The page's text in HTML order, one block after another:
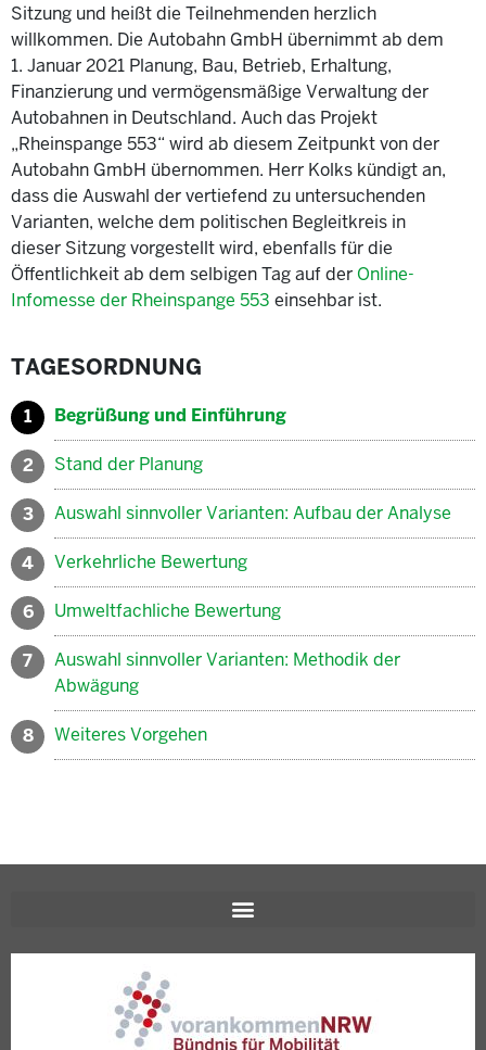
Sitzung und heißt die Teilnehmenden herzlich
willkommen. Die Autobahn GmbH übernimmt ab dem
1. Januar 2021 Planung, Bau, Betrieb, Erhaltung,
Finanzierung und vermögensmäßige Verwaltung der
Autobahnen in Deutschland. Auch das Projekt
„Rheinspange 553“ wird ab diesem Zeitpunkt von der
Autobahn GmbH übernommen. Herr Kolks kündigt an,
dass die Auswahl der vertiefend zu untersuchenden
Varianten, welche dem politischen Begleitkreis in
dieser Sitzung vorgestellt wird, ebenfalls für die
Öffentlichkeit ab dem selbigen Tag auf der Online-
Infomesse der Rheinspange 553 einsehbar ist.
TAGESORDNUNG
1 Begrüßung und Einführung
2 Stand der Planung
3 Auswahl sinnvoller Varianten: Aufbau der Analyse
4 Verkehrliche Bewertung
6 Umweltfachliche Bewertung
7
Auswahl sinnvoller Varianten: Methodik der
Abwägung
8 Weiteres Vorgehen